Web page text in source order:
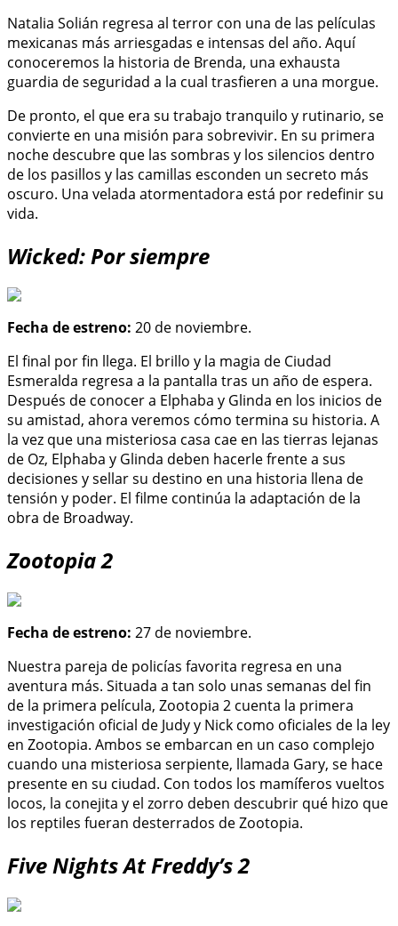
Natalia Solián regresa al terror con una de las películas
mexicanas más arriesgadas e intensas del año. Aquí
conoceremos la historia de Brenda, una exhausta
guardia de seguridad a la cual trasfieren a una morgue.
De pronto, el que era su trabajo tranquilo y rutinario, se
convierte en una misión para sobrevivir. En su primera
noche descubre que las sombras y los silencios dentro
de los pasillos y las camillas esconden un secreto más
oscuro. Una velada atormentadora está por redefinir su
vida.
Wicked: Por siempre
Fecha de estreno: 20 de noviembre.
El final por fin llega. El brillo y la magia de Ciudad
Esmeralda regresa a la pantalla tras un año de espera.
Después de conocer a Elphaba y Glinda en los inicios de
su amistad, ahora veremos cómo termina su historia. A
la vez que una misteriosa casa cae en las tierras lejanas
de Oz, Elphaba y Glinda deben hacerle frente a sus
decisiones y sellar su destino en una historia llena de
tensión y poder. El filme continúa la adaptación de la
obra de Broadway.
Zootopia 2
Fecha de estreno: 27 de noviembre.
Nuestra pareja de policías favorita regresa en una
aventura más. Situada a tan solo unas semanas del fin
de la primera película, Zootopia 2 cuenta la primera
investigación oficial de Judy y Nick como oficiales de la ley
en Zootopia. Ambos se embarcan en un caso complejo
cuando una misteriosa serpiente, llamada Gary, se hace
presente en su ciudad. Con todos los mamíferos vueltos
locos, la conejita y el zorro deben descubrir qué hizo que
los reptiles fueran desterrados de Zootopia.
Five Nights At Freddy’s 2